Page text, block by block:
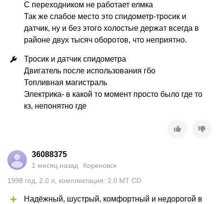
С переходником не работает елмка
Так же слабое место это спидометр-тросик и
датчик, ну и без этого холостые держат всегда в
районе двух тысяч оборотов, что неприятно.
Тросик и датчик спидометра
Двигатель после использования гбо
Топливная магистраль
Электрика- в какой то момент просто было где то
кз, непонятно где
36088375
1 месяц назад
Кореновск
1998 год, 2.0 л, комплектация: 2.0 MT CD
Надёжный, шустрый, комфортный и недорогой в